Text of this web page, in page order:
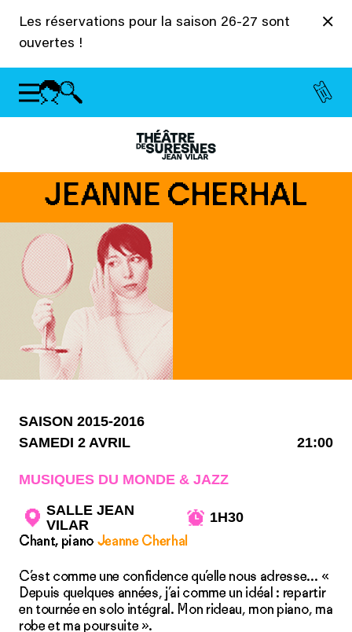
Les réservations pour la saison 26-27 sont
ouvertes !
JEANNE CHERHAL
SAISON 2015-2016
SAMEDI 2 AVRIL
21:00
MUSIQUES DU MONDE & JAZZ
SALLE JEAN
VILAR
1H30
Chant, piano Jeanne Cherhal
C’est comme une confidence qu’elle nous adresse… «
Depuis quelques années, j’ai comme un idéal : repartir
en tournée en solo intégral. Mon rideau, mon piano, ma
robe et ma poursuite ».